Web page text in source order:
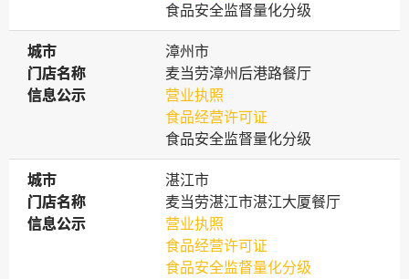
食品安全监督量化分级
城市
城市
漳州市
门店名称
门店名称
麦当劳漳州后港路餐厅
信息公示
信息公示
营业执照
食品经营许可证
食品安全监督量化分级
城市
城市
湛江市
门店名称
门店名称
麦当劳湛江市湛江大厦餐厅
信息公示
信息公示
营业执照
食品经营许可证
食品安全监督量化分级